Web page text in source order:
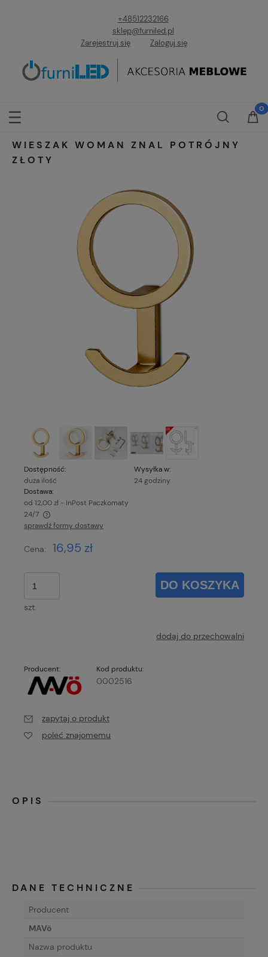
+48512232166
sklep@furniled.pl
Zarejestruj się
Zaloguj się
WIESZAK WOMAN ZNAL POTRÓJNY
ZŁOTY
Dostępność:
duża ilość
Wysyłka w:
24 godziny
Dostawa:
od 12,00 zł - InPost Paczkomaty
24/7
Cena nie zawiera ewentualnych kosztów płatności
sprawdź formy dostawy
Cena: 16,95 zł
szt.
DO KOSZYKA
dodaj do przechowalni
Producent: Kod produktu:
0002516
zapytaj o produkt
poleć znajomemu
OPIS
DANE TECHNICZNE
Producent
MAVö
Nazwa produktu